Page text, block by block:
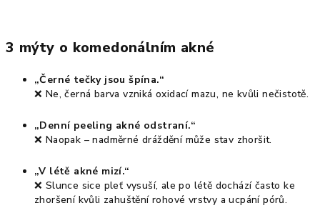
3 mýty o komedonálním akné
„Černé tečky jsou špína.“
❌ Ne, černá barva vzniká oxidací mazu, ne kvůli nečistotě.
„Denní peeling akné odstraní.“
❌ Naopak – nadměrné dráždění může stav zhoršit.
„V létě akné mizí.“
❌ Slunce sice pleť vysuší, ale po létě dochází často ke
zhoršení kvůli zahuštění rohové vrstvy a ucpání pórů.